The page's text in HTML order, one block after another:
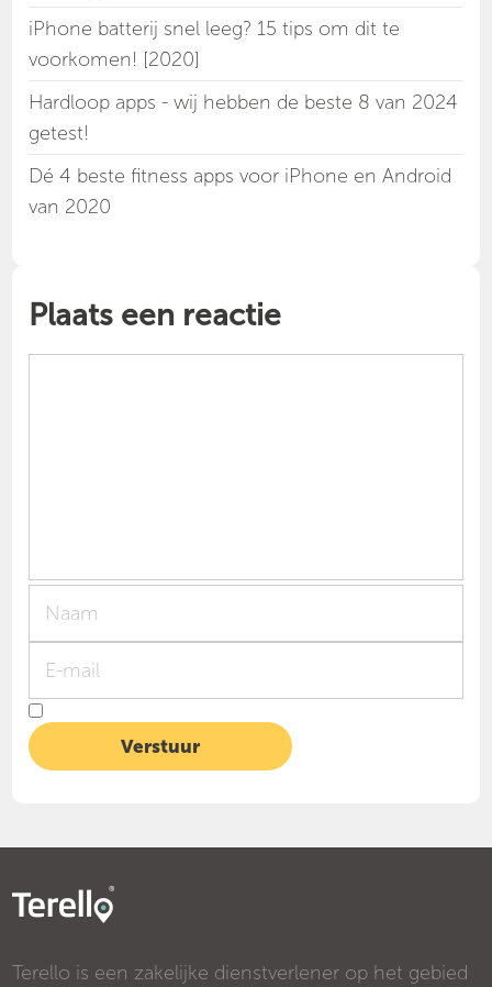
iPhone batterij snel leeg? 15 tips om dit te
voorkomen! [2020]
Hardloop apps - wij hebben de beste 8 van 2024
getest!
Dé 4 beste fitness apps voor iPhone en Android
van 2020
Plaats een reactie
Terello is een zakelijke dienstverlener op het gebied